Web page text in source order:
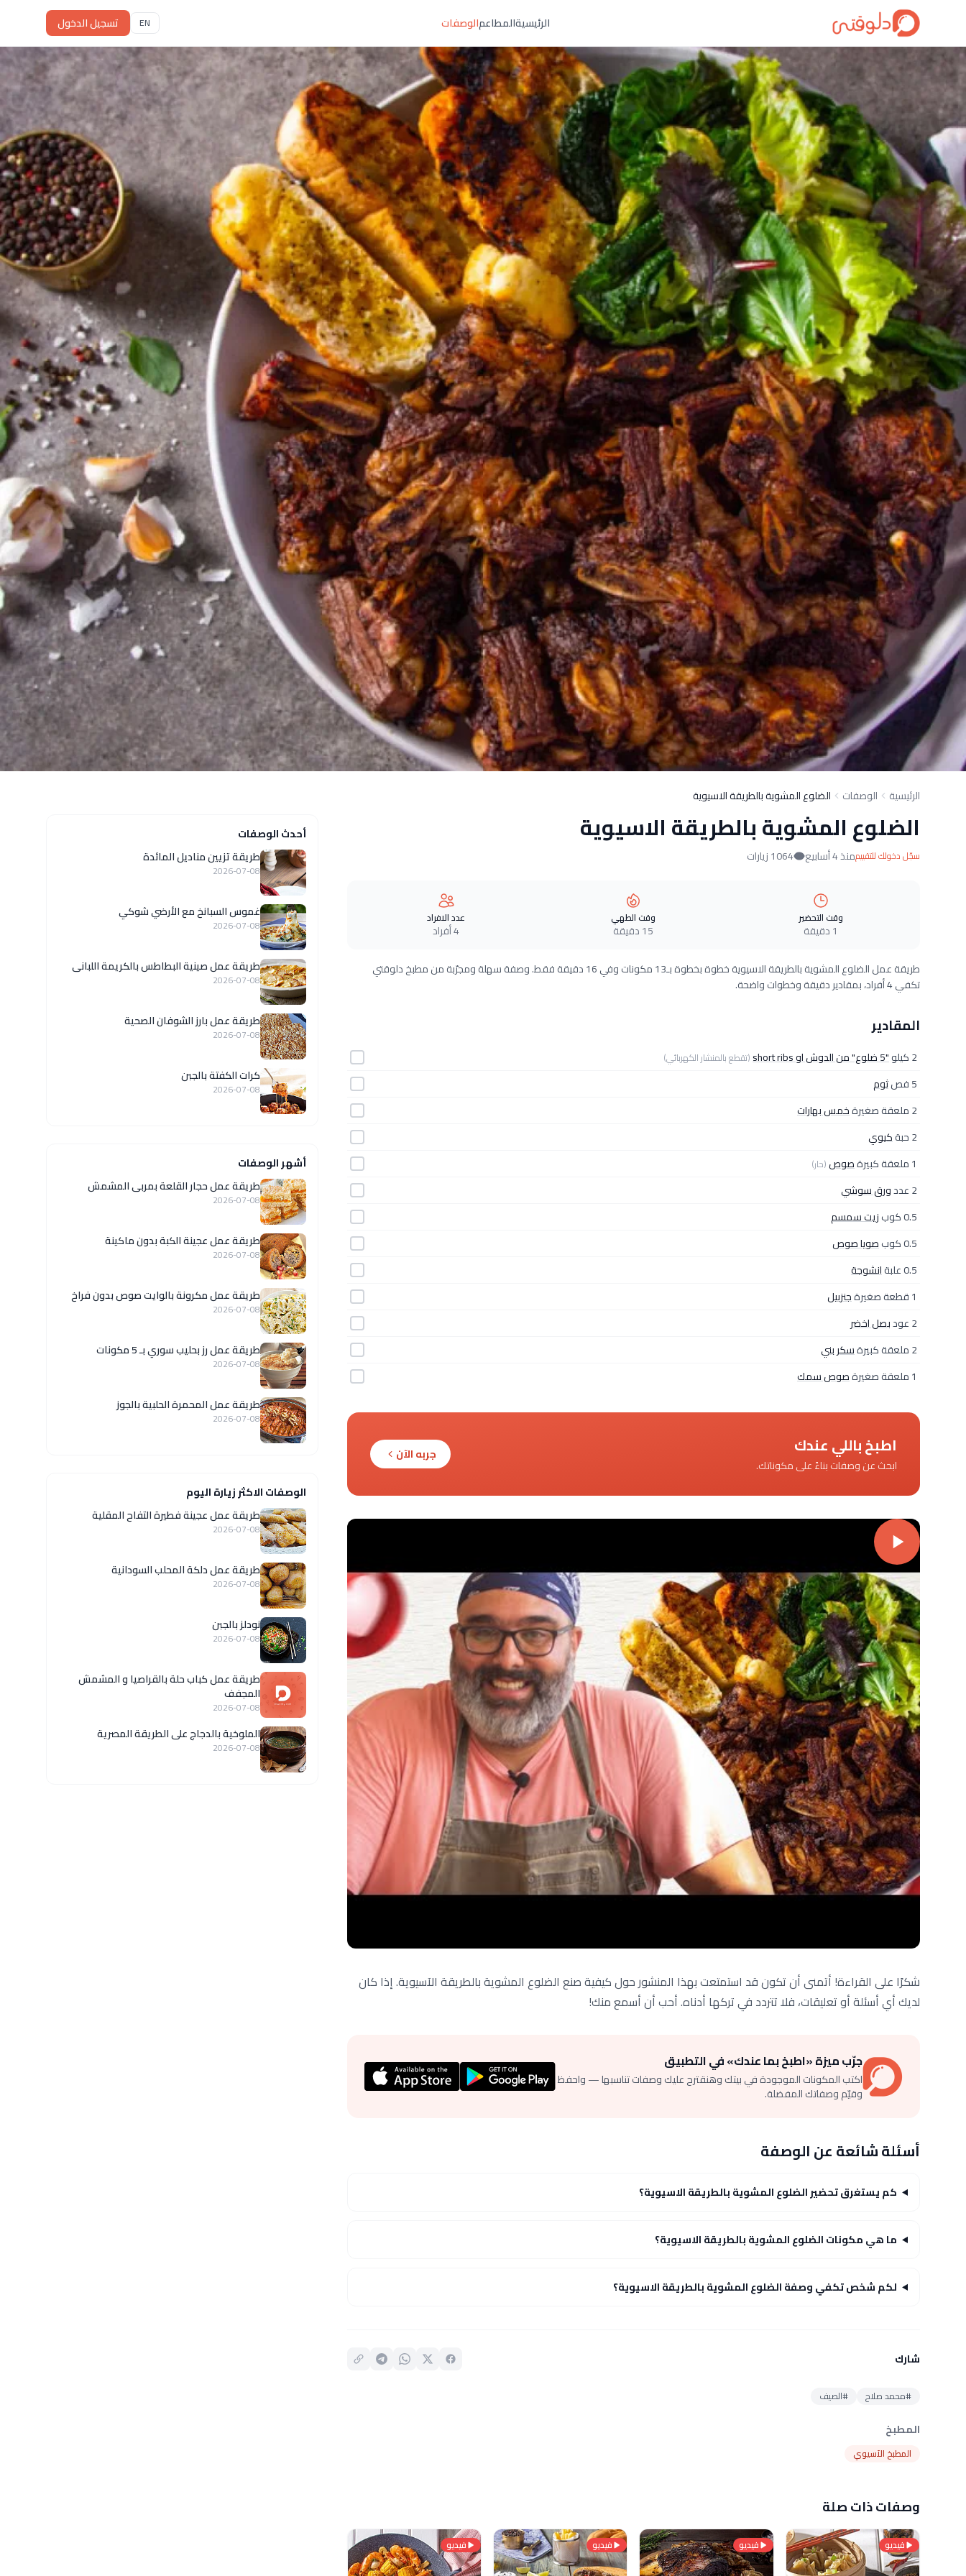
الرئيسيةالمطاعمالوصفات EN تسجيل الدخول
الرئيسية الوصفات الضلوع المشوية بالطريقة الاسيوية
الضلوع المشوية بالطريقة الاسيوية
سجّل دخولك للتقييممنذ 4 أسابيع 1064 زيارات
وقت التحضير
1 دقيقة
وقت الطهي
15 دقيقة
عدد الافراد
4 أفراد
طريقة عمل الضلوع المشوية بالطريقة الاسيوية خطوة بخطوة بـ13 مكونات وفي 16 دقيقة فقط. وصفة سهلة ومجرّبة من مطبخ دلوقتي
تكفي 4 أفراد، بمقادير دقيقة وخطوات واضحة.
المقادير
2 كيلو "5 ضلوع" من الدوش او short ribs (تقطع بالمنشار الكهربائي)
5 فص
ثوم
2 ملعقة صغيرة
خمس بهارات
2 حبة
كيوي
1 ملعقة كبيرة
صوص(حار)
2 عدد
ورق سوشي
0.5 كوب
زيت سمسم
0.5 كوب
صويا صوص
0.5 علبة
انشوجة
1 قطعة صغيرة
جنزبيل
2 عود
بصل اخضر
2 ملعقة كبيرة
سكر بني
1 ملعقة صغيرة
صوص سمك
اطبخ باللي عندك
ابحث عن وصفات بناءً على مكوناتك.
جربه الآن
شكرًا على القراءة! أتمنى أن تكون قد استمتعت بهذا المنشور حول كيفية صنع الضلوع المشوية بالطريقة الآسيوية. إذا كان
لديك أي أسئلة أو تعليقات، فلا تتردد في تركها أدناه. أحب أن أسمع منك!
جرّب ميزة «اطبخ بما عندك» في التطبيق
اكتب المكونات الموجودة في بيتك وهنقترح عليك وصفات تناسبها — واحفظ
وقيّم وصفاتك المفضلة.
أسئلة شائعة عن الوصفة
كم يستغرق تحضير الضلوع المشوية بالطريقة الاسيوية؟
ما هي مكونات الضلوع المشوية بالطريقة الاسيوية؟
لكم شخص تكفي وصفة الضلوع المشوية بالطريقة الاسيوية؟
شارك
#محمد صلاح #الصيف
المطبخ
المطبخ الآسيوي
وصفات ذات صلة
فيديو فيديو فيديو فيديو
أحدث الوصفات
طريقة تزيين مناديل المائدة
2026-07-08
غموس السبانخ مع الأرضي شوكي
2026-07-08
طريقة عمل صينية البطاطس بالكريمة اللبانى
2026-07-08
طريقة عمل بارز الشوفان الصحية
2026-07-08
كرات الكفتة بالجبن
2026-07-08
أشهر الوصفات
طريقة عمل حجار القلعة بمربى المشمش
2026-07-08
طريقة عمل عجينة الكبة بدون ماكينة
2026-07-08
طريقة عمل مكرونة بالوايت صوص بدون فراخ
2026-07-08
طريقة عمل رز بحليب سوري بـ 5 مكونات
2026-07-08
طريقة عمل المحمرة الحلبية بالجوز
2026-07-08
الوصفات الاكثر زيارة اليوم
طريقة عمل عجينة فطيرة التفاح المقلية
2026-07-08
طريقة عمل دلكة المحلب السودانية
2026-07-08
نودلز بالجبن
2026-07-08
طريقة عمل كباب حلة بالقراصيا و المشمش
المجفف
2026-07-08
الملوخية بالدجاج على الطريقة المصرية
2026-07-08